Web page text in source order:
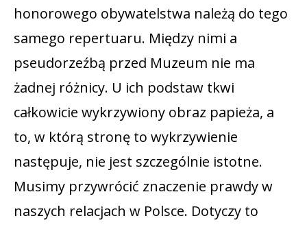
honorowego obywatelstwa należą do tego
samego repertuaru. Między nimi a
pseudorzeźbą przed Muzeum nie ma
żadnej różnicy. U ich podstaw tkwi
całkowicie wykrzywiony obraz papieża, a
to, w którą stronę to wykrzywienie
następuje, nie jest szczególnie istotne.
Musimy przywrócić znaczenie prawdy w
naszych relacjach w Polsce. Dotyczy to